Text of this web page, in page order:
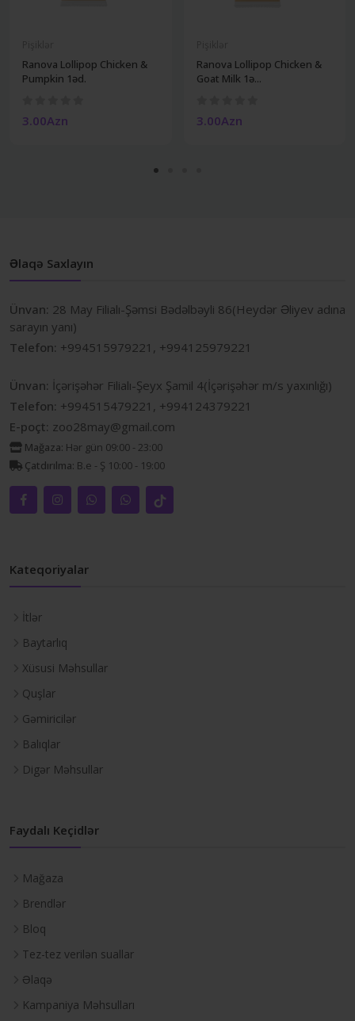
Ranova Lollipop Chicken &
Pumpkin 1əd.
3.00Azn
Ranova Lollipop Chicken &
Goat Milk 1ə...
3.00Azn
Əlaqə Saxlayın
Ünvan: 28 May Filialı-Şəmsi Bədəlbəyli 86(Heydər Əliyev adına
sarayın yanı)
Telefon: +994515979221, +994125979221
Ünvan: İçərişəhər Filialı-Şeyx Şamil 4(İçərişəhər m/s yaxınlığı)
Telefon: +994515479221, +994124379221
E-poçt: zoo28may@gmail.com
Mağaza: Hər gün 09:00 - 23:00
Çatdırılma: B.e - Ş 10:00 - 19:00
Kateqoriyalar
İtlər
Baytarlıq
Xüsusi Məhsullar
Quşlar
Gəmiricilər
Balıqlar
Digər Məhsullar
Faydalı Keçidlər
Mağaza
Brendlər
Bloq
Tez-tez verilən suallar
Əlaqə
Kampaniya Məhsulları